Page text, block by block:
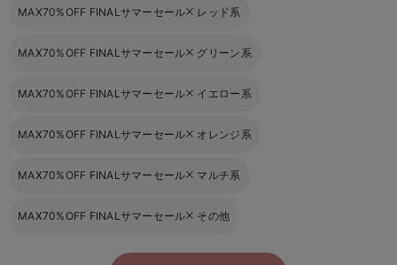
MAX70%OFF FINALサマーセール レッド系
MAX70%OFF FINALサマーセール グリーン系
MAX70%OFF FINALサマーセール イエロー系
MAX70%OFF FINALサマーセール オレンジ系
MAX70%OFF FINALサマーセール マルチ系
MAX70%OFF FINALサマーセール その他